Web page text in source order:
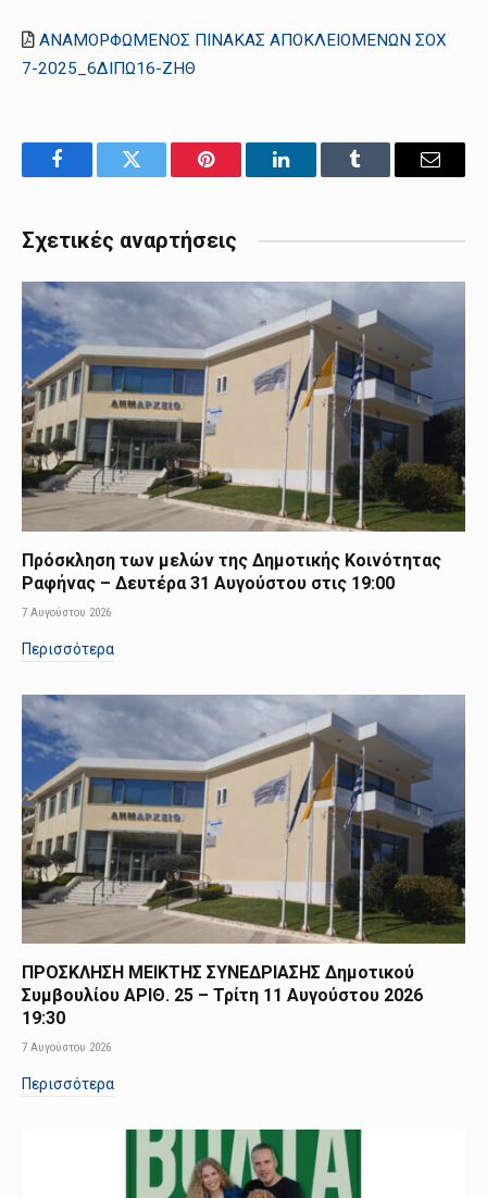
ΑΝΑΜΟΡΦΩΜΕΝΟΣ ΠΙΝΑΚΑΣ ΑΠΟΚΛΕΙΟΜΕΝΩΝ ΣΟΧ
7-2025_6ΔΙΠΩ16-ΖΗΘ
FacebookTwitter Pinterest LinkedInTumblr Email
Σχετικές αναρτήσεις
Πρόσκληση των μελών της Δημοτικής Κοινότητας
Ραφήνας – Δευτέρα 31 Αυγούστου στις 19:00
7 Αυγούστου 2026
Περισσότερα
ΠΡΟΣΚΛΗΣΗ ΜΕΙΚΤΗΣ ΣΥΝΕΔΡΙΑΣΗΣ Δημοτικού
Συμβουλίου ΑΡΙΘ. 25 – Τρίτη 11 Αυγούστου 2026
19:30
7 Αυγούστου 2026
Περισσότερα